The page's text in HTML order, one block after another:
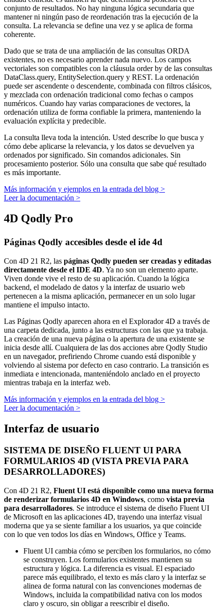
conjunto de resultados. No hay ninguna lógica secundaria que
mantener ni ningún paso de reordenación tras la ejecución de la
consulta. La relevancia se define una vez y se aplica de forma
coherente.
Dado que se trata de una ampliación de las consultas ORDA
existentes, no es necesario aprender nada nuevo. Los campos
vectoriales son compatibles con la cláusula order by de las consultas
DataClass.query, EntitySelection.query y REST. La ordenación
puede ser ascendente o descendente, combinada con filtros clásicos,
y mezclada con ordenación tradicional como fechas o campos
numéricos. Cuando hay varias comparaciones de vectores, la
ordenación utiliza de forma confiable la primera, manteniendo la
evaluación explícita y predecible.
La consulta lleva toda la intención. Usted describe lo que busca y
cómo debe aplicarse la relevancia, y los datos se devuelven ya
ordenados por significado. Sin comandos adicionales. Sin
procesamiento posterior. Sólo una consulta que sabe qué resultado
es más importante.
Más información y ejemplos en la entrada del blog >
Leer la documentación >
4D Qodly Pro
Páginas Qodly accesibles desde el ide 4d
Con 4D 21 R2, las páginas Qodly pueden ser creadas y editadas
directamente desde el IDE 4D. Ya no son un elemento aparte.
Viven donde vive el resto de su aplicación. Cuando la lógica
backend, el modelado de datos y la interfaz de usuario web
pertenecen a la misma aplicación, permanecer en un solo lugar
mantiene el impulso intacto.
Las Páginas Qodly aparecen ahora en el Explorador 4D a través de
una carpeta dedicada, junto a las estructuras con las que ya trabaja.
La creación de una nueva página o la apertura de una existente se
inicia desde allí. Cualquiera de las dos acciones abre Qodly Studio
en un navegador, prefiriendo Chrome cuando está disponible y
volviendo al sistema por defecto en caso contrario. La transición es
inmediata e intencionada, manteniéndolo anclado en el proyecto
mientras trabaja en la interfaz web.
Más información y ejemplos en la entrada del blog >
Leer la documentación >
Interfaz de usuario
SISTEMA DE DISEÑO FLUENT UI PARA
FORMULARIOS 4D (VISTA PREVIA PARA
DESARROLLADORES)
Con 4D 21 R2, Fluent UI está disponible como una nueva forma
de renderizar formularios 4D en Windows, como vista previa
para desarrolladores. Se introduce el sistema de diseño Fluent UI
de Microsoft en las aplicaciones 4D, trayendo una interfaz visual
moderna que ya se siente familiar a los usuarios, ya que coincide
con lo que ven todos los días en Windows, Office y Teams.
Fluent UI cambia cómo se perciben los formularios, no cómo
se construyen. Los formularios existentes mantienen su
estructura y lógica. La diferencia es visual. El espaciado
parece más equilibrado, el texto es más claro y la interfaz se
alinea de forma natural con las convenciones modernas de
Windows, incluida la compatibilidad nativa con los modos
claro y oscuro, sin obligar a reescribir el diseño.